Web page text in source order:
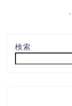
検索